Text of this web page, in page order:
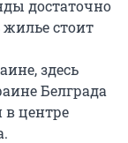
достаточно
жилье стоит
здесь
Белграда
в центре